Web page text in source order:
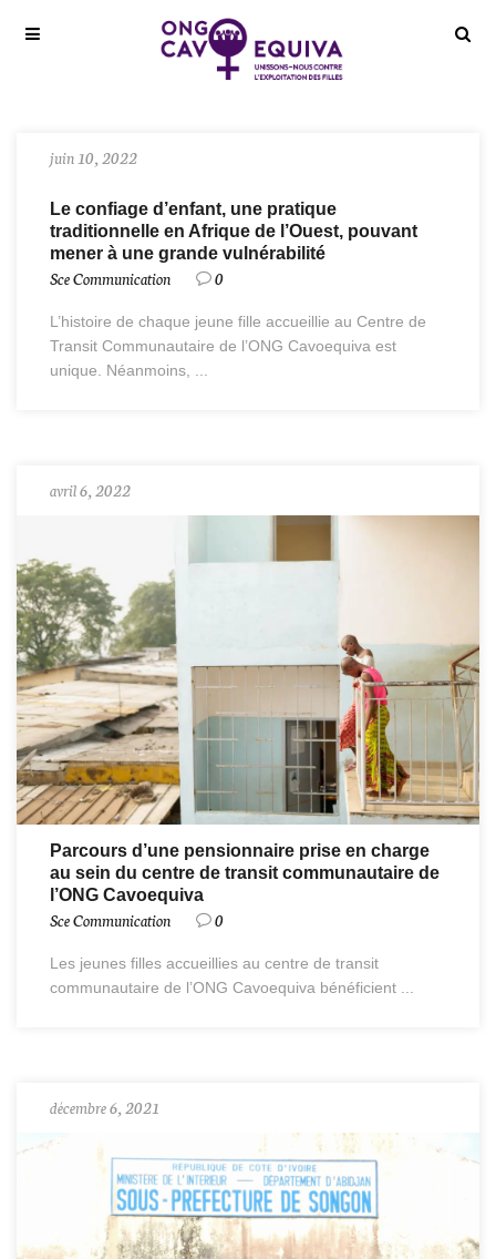
juin 10, 2022
Le confiage d’enfant, une pratique
traditionnelle en Afrique de l’Ouest, pouvant
mener à une grande vulnérabilité
Sce Communication 0
L’histoire de chaque jeune fille accueillie au Centre de
Transit Communautaire de l’ONG Cavoequiva est
unique. Néanmoins, ...
avril 6, 2022
Parcours d’une pensionnaire prise en charge
au sein du centre de transit communautaire de
l’ONG Cavoequiva
Sce Communication 0
Les jeunes filles accueillies au centre de transit
communautaire de l’ONG Cavoequiva bénéficient ...
décembre 6, 2021